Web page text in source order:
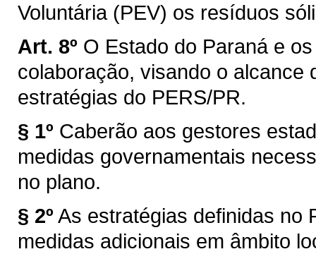
Voluntária (PEV) os resíduos
Art. 8º O Estado do Paraná e
colaboração, visando o alcance
estratégias do PERS/PR.
§ 1º Caberão aos gestores
medidas governamentais
no plano.
§ 2º As estratégias definidas no
medidas adicionais em âmbito